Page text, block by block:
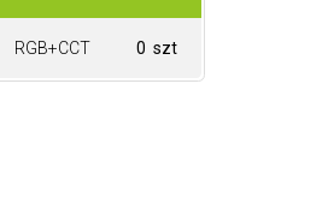
RGB+CCT 0 szt